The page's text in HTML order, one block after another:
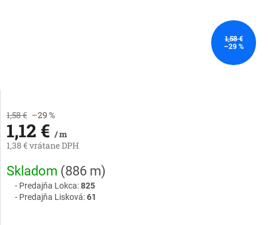
1,58 €
–29 %
1,58 € –29 %
1,12 € / m
1,38 € vrátane DPH
Jednotková
cena:
Skladom (886 m)
Predajňa Lokca:825
Predajňa Lisková:61